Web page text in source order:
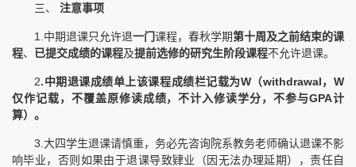
三、 注意事项
1.中期退课只允许退一门课程，春秋学期第十周及之前结束的课
程、 已提交成绩的课程及提前选修的研究生阶段课程不允许退课。
2.中期退课成绩单上该课程成绩栏记载为W（withdrawal，W
仅作记载，不覆盖原修读成绩，不计入修读学分，不参与GPA计
算）。
3.大四学生退课请慎重，务必先咨询院系教务老师确认退课不影
响毕业，否则如果由于退课导致肄业（因无法办理延期），责任自